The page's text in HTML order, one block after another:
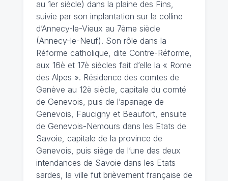
au 1er siècle) dans la plaine des Fins,
suivie par son implantation sur la colline
d’Annecy-le-Vieux au 7ème siècle
(Annecy-le-Neuf). Son rôle dans la
Réforme catholique, dite Contre-Réforme,
aux 16è et 17è siècles fait d’elle la « Rome
des Alpes ». Résidence des comtes de
Genève au 12è siècle, capitale du comté
de Genevois, puis de l’apanage de
Genevois, Faucigny et Beaufort, ensuite
de Genevois-Nemours dans les Etats de
Savoie, capitale de la province de
Genevois, puis siège de l’une des deux
intendances de Savoie dans les Etats
sardes, la ville fut brièvement française de